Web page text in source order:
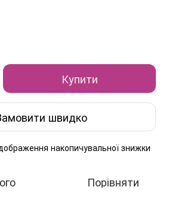
Купити
швидко
накопичувальної знижки
Порівняти